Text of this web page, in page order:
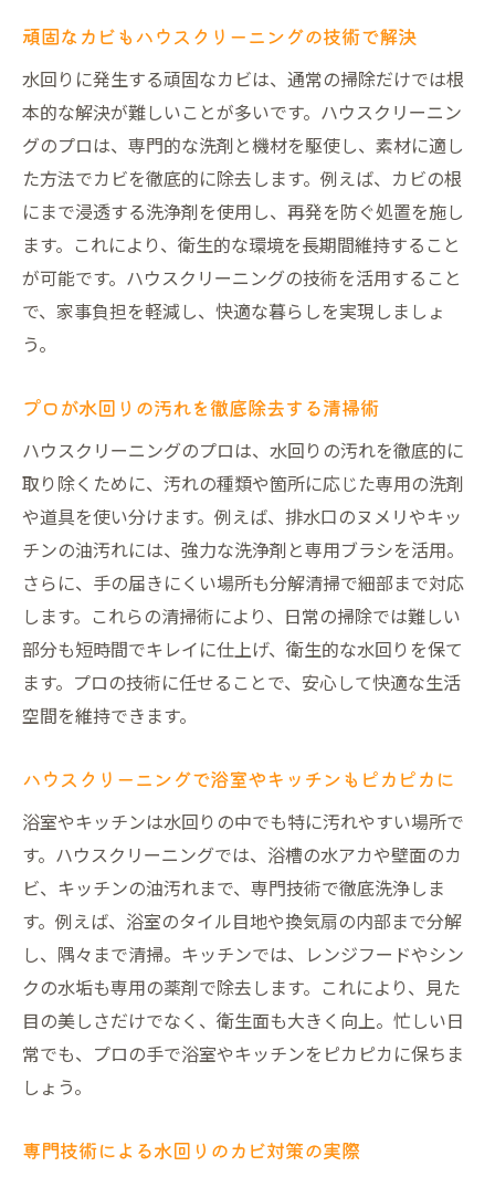
頑固なカビもハウスクリーニングの技術で解決
水回りに発生する頑固なカビは、通常の掃除だけでは根
本的な解決が難しいことが多いです。ハウスクリーニン
グのプロは、専門的な洗剤と機材を駆使し、素材に適し
た方法でカビを徹底的に除去します。例えば、カビの根
にまで浸透する洗浄剤を使用し、再発を防ぐ処置を施し
ます。これにより、衛生的な環境を長期間維持すること
が可能です。ハウスクリーニングの技術を活用すること
で、家事負担を軽減し、快適な暮らしを実現しましょ
う。
プロが水回りの汚れを徹底除去する清掃術
ハウスクリーニングのプロは、水回りの汚れを徹底的に
取り除くために、汚れの種類や箇所に応じた専用の洗剤
や道具を使い分けます。例えば、排水口のヌメリやキッ
チンの油汚れには、強力な洗浄剤と専用ブラシを活用。
さらに、手の届きにくい場所も分解清掃で細部まで対応
します。これらの清掃術により、日常の掃除では難しい
部分も短時間でキレイに仕上げ、衛生的な水回りを保て
ます。プロの技術に任せることで、安心して快適な生活
空間を維持できます。
ハウスクリーニングで浴室やキッチンもピカピカに
浴室やキッチンは水回りの中でも特に汚れやすい場所で
す。ハウスクリーニングでは、浴槽の水アカや壁面のカ
ビ、キッチンの油汚れまで、専門技術で徹底洗浄しま
す。例えば、浴室のタイル目地や換気扇の内部まで分解
し、隅々まで清掃。キッチンでは、レンジフードやシン
クの水垢も専用の薬剤で除去します。これにより、見た
目の美しさだけでなく、衛生面も大きく向上。忙しい日
常でも、プロの手で浴室やキッチンをピカピカに保ちま
しょう。
専門技術による水回りのカビ対策の実際